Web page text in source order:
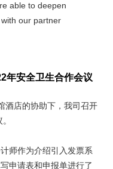
able to deepen
our partner
年安全卫生合作会议
店的协助下，我司召开
师作为介绍引入发票系
申请表和申报单进行了